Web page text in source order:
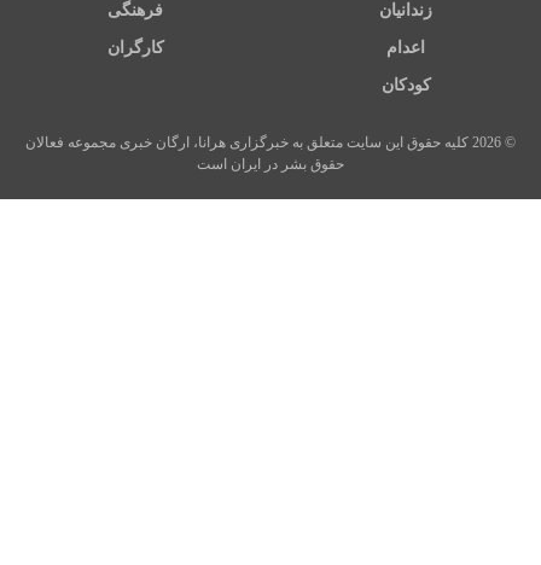
زندانیان فرهنگی
اعدام کارگران
کودکان
© 2026 کلیه حقوق این سایت متعلق به خبرگزاری هرانا، ارگان خبری مجموعه فعالان
حقوق بشر در ایران است